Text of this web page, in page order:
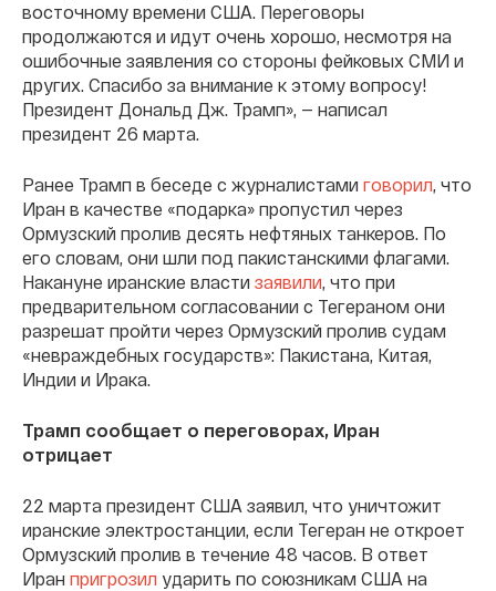
восточному времени США. Переговоры
продолжаются и идут очень хорошо, несмотря на
ошибочные заявления со стороны фейковых СМИ и
других. Спасибо за внимание к этому вопросу!
Президент Дональд Дж. Трамп», — написал
президент 26 марта.
Ранее Трамп в беседе с журналистами говорил, что
Иран в качестве «подарка» пропустил через
Ормузский пролив десять нефтяных танкеров. По
его словам, они шли под пакистанскими флагами.
Накануне иранские власти заявили, что при
предварительном согласовании с Тегераном они
разрешат пройти через Ормузский пролив судам
«невраждебных государств»: Пакистана, Китая,
Индии и Ирака.
Трамп сообщает о переговорах, Иран
отрицает
22 марта президент США заявил, что уничтожит
иранские электростанции, если Тегеран не откроет
Ормузский пролив в течение 48 часов. В ответ
Иран пригрозил ударить по союзникам США на